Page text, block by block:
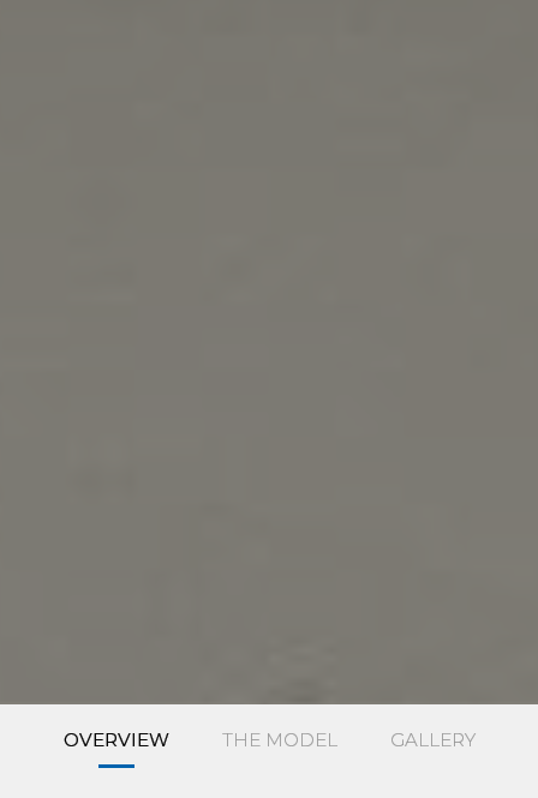
OVERVIEW THE MODEL GALLERY